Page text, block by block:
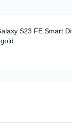
S23 FE Smart